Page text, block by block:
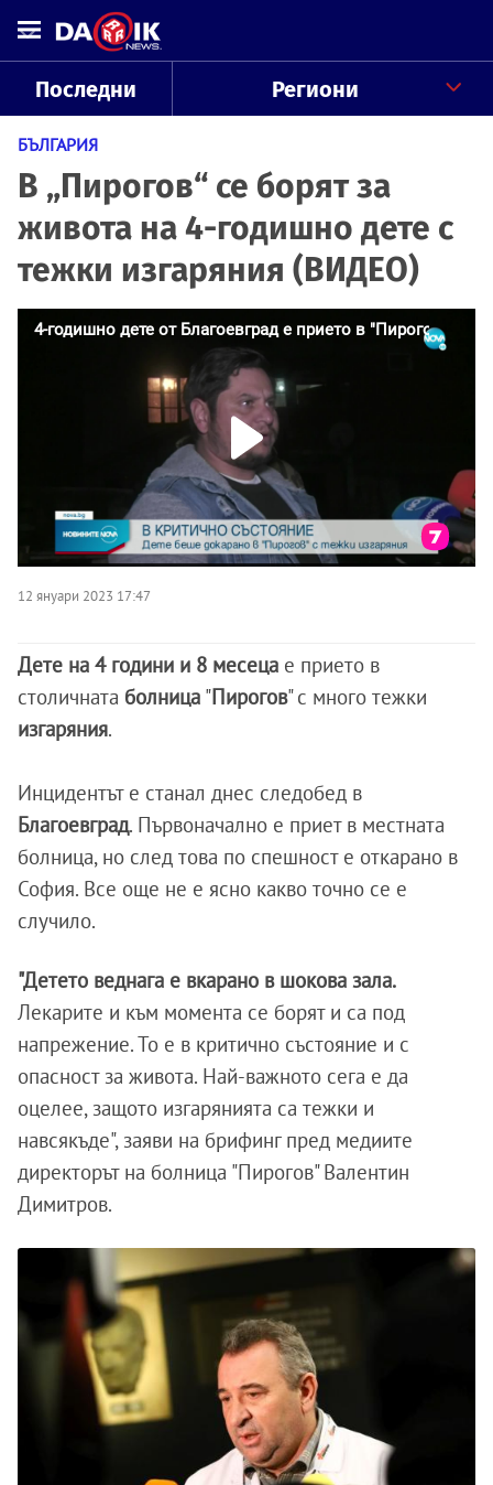
Последни Региони
БЪЛГАРИЯ
В „Пирогов“ се борят за
живота на 4-годишно дете с
тежки изгаряния (ВИДЕО)
12 януари 2023 17:47
Дете на 4 години и 8 месеца е прието в
столичната болница "Пирогов" с много тежки
изгаряния.
Инцидентът е станал днес следобед в
Благоевград. Първоначално е приет в местната
болница, но след това по спешност е откарано в
София. Все още не е ясно какво точно се е
случило.
"Детето веднага е вкарано в шокова зала.
Лекарите и към момента се борят и са под
напрежение. То е в критично състояние и с
опасност за живота. Най-важното сега е да
оцелее, защото изгарянията са тежки и
навсякъде", заяви на брифинг пред медиите
директорът на болница "Пирогов" Валентин
Димитров.